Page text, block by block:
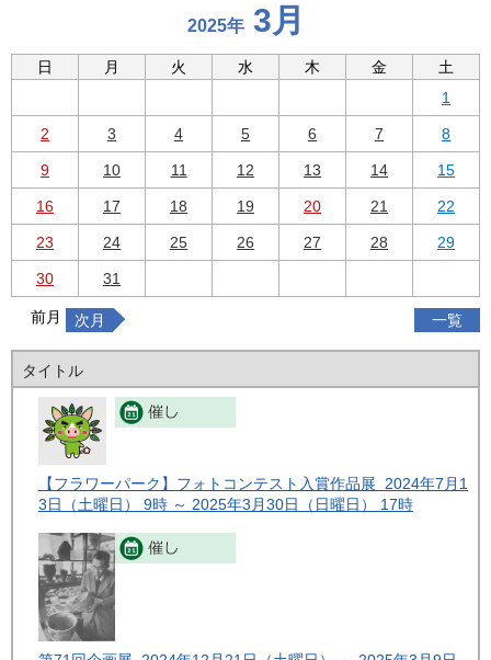
2025年 3月
日 月 火 水 木 金
土
1
2 3 4 5 6 7 8
9 10 11 12 13 14 15
16 17 18 19 20 21 22
23 24 25 26 27 28 29
30 31
前月 一覧
次月
タイトル
【フラワーパーク】フォトコンテスト入賞作品展 2024年7月1
3日（土曜日） 9時 ～ 2025年3月30日（日曜日） 17時